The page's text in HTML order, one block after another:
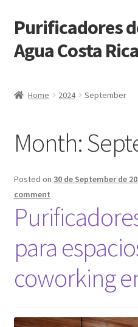
Skip
to
navigation
Skip
to
content
Purificadores
Agua Costa Rica
Tienda
Carrito de Compras
Pasar por Caja
Blog
Home 2024 September
Month:
Posted on 30 de September de
comment
para
coworking